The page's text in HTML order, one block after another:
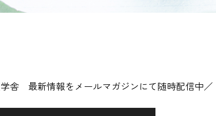
舎 最新情報をメールマガジンにて随時配信中／